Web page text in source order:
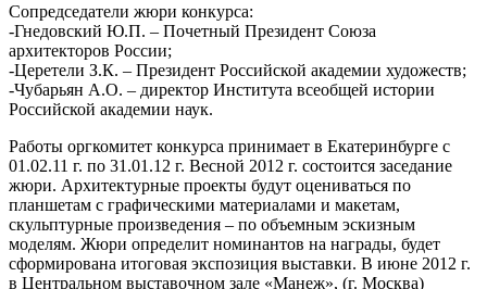
Сопредседатели жюри конкурса:
-Гнедовский Ю.П. – Почетный Президент Союза
архитекторов России;
-Церетели З.К. – Президент Российской академии художеств;
-Чубарьян А.О. – директор Института всеобщей истории
Российской академии наук.
Работы оргкомитет конкурса принимает в Екатеринбурге с
01.02.11 г. по 31.01.12 г. Весной 2012 г. состоится заседание
жюри. Архитектурные проекты будут оцениваться по
планшетам с графическими материалами и макетам,
скульптурные произведения – по объемным эскизным
моделям. Жюри определит номинантов на награды, будет
сформирована итоговая экспозиция выставки. В июне 2012 г.
в Центральном выставочном зале «Манеж», (г. Москва)